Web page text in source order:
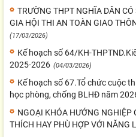
TRƯỜNG THPT NGHĨA DÂN
GIA HỘI THI AN TOÀN GIAO
(17/03/2026)
Kế hoạch số 64/KH-
2025-2026 (04/03/2026)
Kế hoạch số 67.Tổ chức cuộc
học phòng, chống BLHĐ năm
NGOẠI KHÓA HƯỚNG NGHIỆP
THÍCH HAY PHÙ HỢP VỚI NĂNG